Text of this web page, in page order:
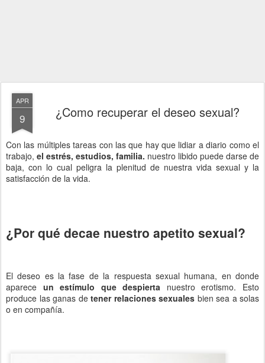
APR
9 ¿Como recuperar el deseo sexual?
Con las múltiples tareas con las que hay que lidiar a diario como el
trabajo, el estrés, estudios, familia. nuestro libido puede darse de
baja, con lo cual peligra la plenitud de nuestra vida sexual y la
satisfacción de la vida.
¿Por qué decae nuestro apetito sexual?
El deseo es la fase de la respuesta sexual humana, en donde
aparece un estímulo que despierta nuestro erotismo. Esto
produce las ganas de tener relaciones sexuales bien sea a solas
o en compañía.